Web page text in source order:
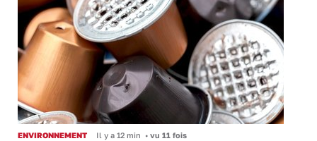
ENVIRONNEMENT Il y a 12 min • vu 11 fois